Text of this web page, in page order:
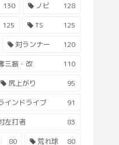
130 ノビ
128
125 TS
125
対ランナー
120
三振・改
110
尻上がり
95
ンドライブ
91
左打者
83
80 荒れ球 80